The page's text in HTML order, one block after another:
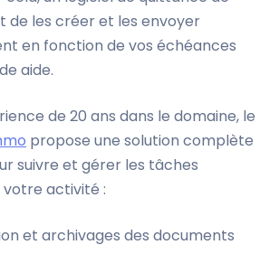
de les créer et les envoyer
en fonction de vos échéances
aide.
de 20 ans dans le domaine, le
propose une solution complète
suivre et gérer les tâches
votre activité :
et archivages des documents